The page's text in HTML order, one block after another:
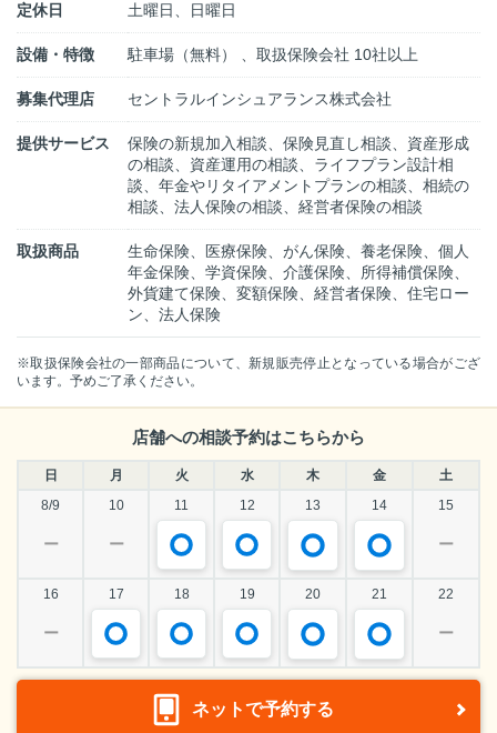
定休日 土曜日、日曜日
設備・特徴 駐車場（無料） 、取扱保険会社 10社以上
募集代理店 セントラルインシュアランス株式会社
提供サービス
保険の新規加入相談、保険見直し相談、資産形成
の相談、資産運用の相談、ライフプラン設計相
談、年金やリタイアメントプランの相談、相続の
相談、法人保険の相談、経営者保険の相談
取扱商品
生命保険、医療保険、がん保険、養老保険、個人
年金保険、学資保険、介護保険、所得補償保険、
外貨建て保険、変額保険、経営者保険、住宅ロー
ン、法人保険
※取扱保険会社の一部商品について、新規販売停止となっている場合がござ
います。予めご了承ください。
店舗への相談予約はこちらから
日 月 火 水 木 金
土
8/9
10 11 12 13 14 15
ー ー ー
16 17 18 19 20 21 22
ー ー
ネットで予約する